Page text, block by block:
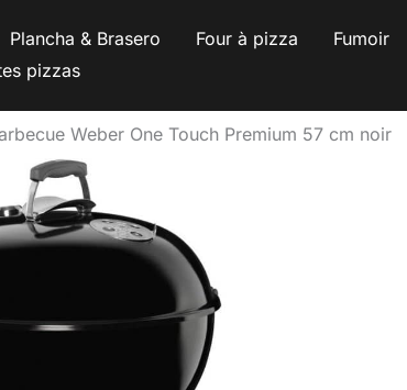
Plancha & Brasero Four à pizza Fumoir
pizzas
Weber One Touch Premium 57 cm noir